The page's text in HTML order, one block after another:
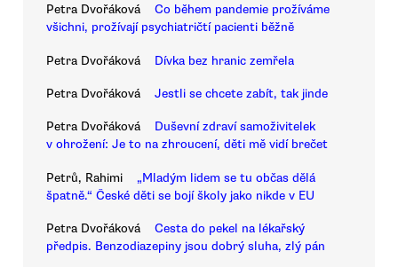
Petra Dvořáková
Co během pandemie prožíváme
všichni, prožívají psychiatričtí pacienti běžně
Petra Dvořáková Dívka bez hranic zemřela
Petra Dvořáková Jestli se chcete zabít, tak jinde
Petra Dvořáková
Duševní zdraví samoživitelek
v ohrožení: Je to na zhroucení, děti mě vidí brečet
Petrů, Rahimi
„Mladým lidem se tu občas dělá
špatně.“ České děti se bojí školy jako nikde v EU
Petra Dvořáková
Cesta do pekel na lékařský
předpis. Benzodiazepiny jsou dobrý sluha, zlý pán